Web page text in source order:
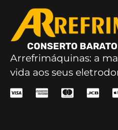
CONSERTO
Arrefrimáquinas: a
vida aos seus